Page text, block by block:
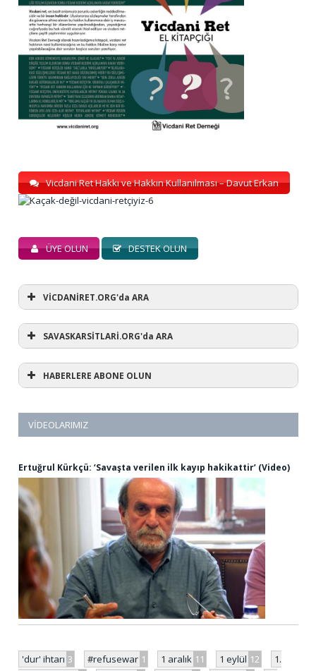
Vicdani Ret Hakkı ve Hakkın Kullanılması – Davut Erkan
ÜYE OLUN DESTEK OLUN
VİCDANİRET.ORG'da ARA
SAVASKARSİTLARİ.ORG'da ARA
HABERLERE ABONE OLUN
VIDEOLARIMIZ
Ertuğrul Kürkçü: ‘Savaşta verilen ilk kayıp hakikattir’ (Video)
'dur' ihtarı 3 #refusewar 1 1 aralık 11 1 eylül 12
1.